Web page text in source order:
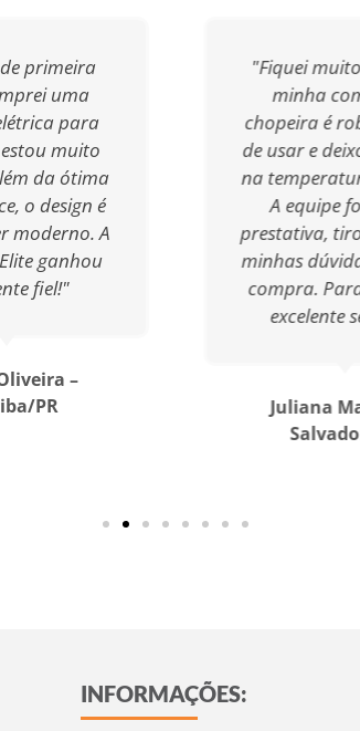
primeira
uma
para
muito
da ótima
o design é
moderno. A
ganhou
fiel!"
–
PR
"Fiquei
minha
chopeira é
de usar e
na
A equipe
prestativa,
minhas
compra.
excelente
Juliana
INFORMAÇÕES: